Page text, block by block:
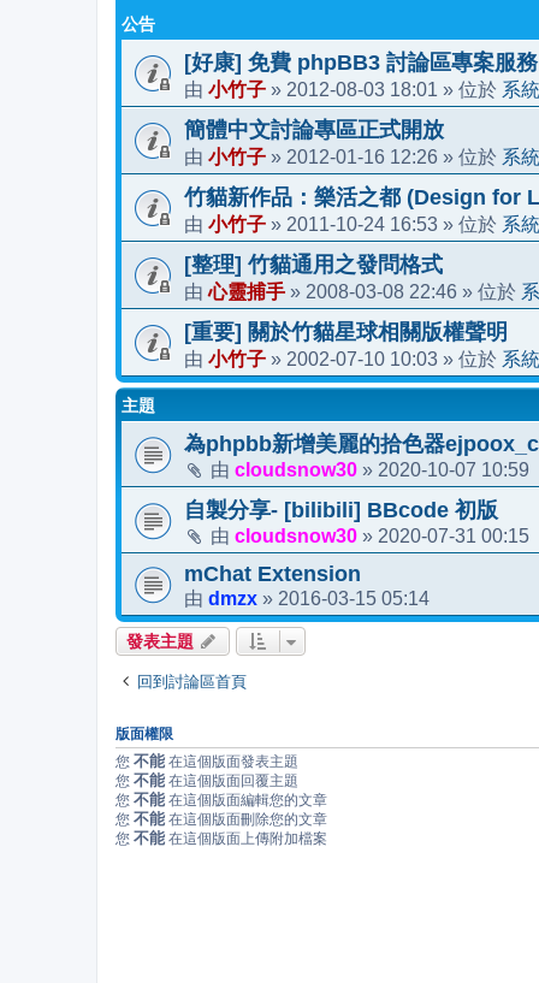
公告
[好康] 免費 phpBB3 討論區專案服務
由 小竹子 » 2012-08-03 18:01 » 位於 系
簡體中文討論專區正式開放
由 小竹子 » 2012-01-16 12:26 » 位於 系
竹貓新作品：樂活之都 (Design for
由 小竹子 » 2011-10-24 16:53 » 位於 系
[整理] 竹貓通用之發問格式
由心靈捕手 » 2008-03-08 22:46 » 位於
[重要] 關於竹貓星球相關版權聲明
由 小竹子 » 2002-07-10 10:03 » 位於 系
主題
為phpbb新增美麗的拾色器
由 cloudsnow30 » 2020-10-07 10:59
自製分享- [bilibili] BBcode 初版
由 cloudsnow30 » 2020-07-31 00:15
mChat Extension
由 dmzx » 2016-03-15 05:14
發表主題
回到討論區首頁
版面權限
您 不能 在這個版面發表主題
您 不能 在這個版面回覆主題
您 不能 在這個版面編輯您的文章
您 不能 在這個版面刪除您的文章
您 不能 在這個版面上傳附加檔案